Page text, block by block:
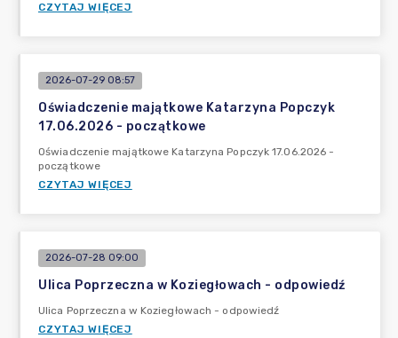
CZYTAJ WIĘCEJ
2026-07-29 08:57
Oświadczenie majątkowe Katarzyna Popczyk
17.06.2026 - początkowe
Oświadczenie majątkowe Katarzyna Popczyk 17.06.2026 -
początkowe
CZYTAJ WIĘCEJ
2026-07-28 09:00
Ulica Poprzeczna w Koziegłowach - odpowiedź
Ulica Poprzeczna w Koziegłowach - odpowiedź
CZYTAJ WIĘCEJ